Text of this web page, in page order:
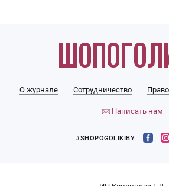
О журнале Сотрудничество
Написать нам
#SHOPOGOLIKIBY